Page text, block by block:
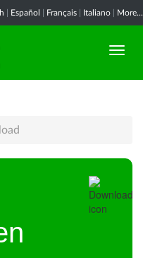
Español Français Italiano More...